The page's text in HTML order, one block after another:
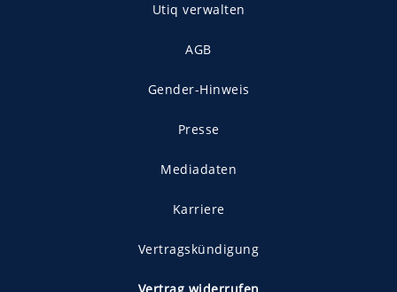
Utiq verwalten
AGB
Gender-Hinweis
Presse
Mediadaten
Karriere
Vertragskündigung